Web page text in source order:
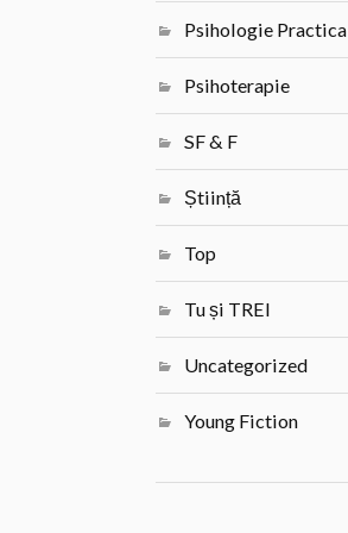
Psihologie Practica
Psihoterapie
SF & F
Știință
Top
Tu și TREI
Uncategorized
Young Fiction